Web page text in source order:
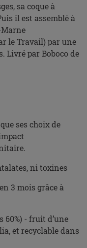
sa coque à
il est assemblé à
Marne
le Travail) par une
Livré par Boboco de
ses choix de
ni toxines
3 mois grâce à
60%) - fruit d’une
et recyclable dans